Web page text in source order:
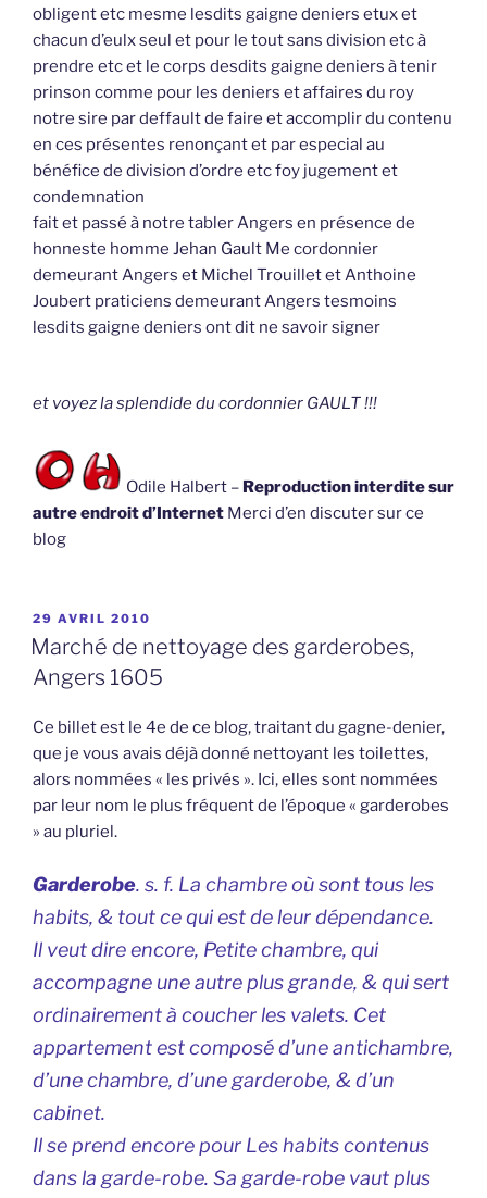
obligent etc mesme lesdits gaigne deniers etux et
chacun d’eulx seul et pour le tout sans division etc à
prendre etc et le corps desdits gaigne deniers à tenir
prinson comme pour les deniers et affaires du roy
notre sire par deffault de faire et accomplir du contenu
en ces présentes renonçant et par especial au
bénéfice de division d’ordre etc foy jugement et
condemnation
fait et passé à notre tabler Angers en présence de
honneste homme Jehan Gault Me cordonnier
demeurant Angers et Michel Trouillet et Anthoine
Joubert praticiens demeurant Angers tesmoins
lesdits gaigne deniers ont dit ne savoir signer
et voyez la splendide du cordonnier GAULT !!!
Odile Halbert – Reproduction interdite sur
autre endroit d’Internet Merci d’en discuter sur ce
blog
PUBLIÉ
LE
29 AVRIL 2010
Marché de nettoyage des garderobes,
Angers 1605
Ce billet est le 4e de ce blog, traitant du gagne-denier,
que je vous avais déjà donné nettoyant les toilettes,
alors nommées « les privés ». Ici, elles sont nommées
par leur nom le plus fréquent de l’époque « garderobes
» au pluriel.
Garderobe. s. f. La chambre où sont tous les
habits, & tout ce qui est de leur dépendance.
Il veut dire encore, Petite chambre, qui
accompagne une autre plus grande, & qui sert
ordinairement à coucher les valets. Cet
appartement est composé d’une antichambre,
d’une chambre, d’une garderobe, & d’un
cabinet.
Il se prend encore pour Les habits contenus
dans la garde-robe. Sa garde-robe vaut plus